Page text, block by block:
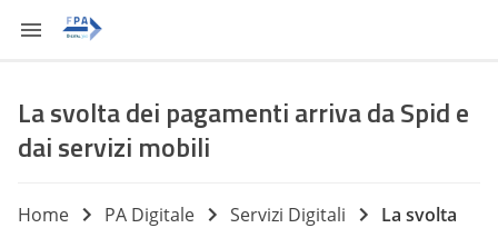
La svolta dei pagamenti arriva da Spid e
dai servizi mobili
Home PA Digitale Servizi Digitali
La svolta